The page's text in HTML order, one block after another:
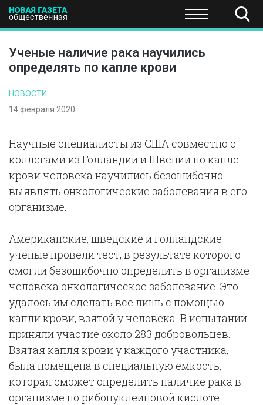
ПОЛИТИКА ЭКОНОМИКА НАУКА И
Ученые наличие рака научились
определять по капле крови
НОВОСТИ
14 февраля 2020
Научные специалисты из США совместно с
коллегами из Голландии и Швеции по капле
крови человека научились безошибочно
выявлять онкологические заболевания в его
организме.
Американские, шведские и голландские
ученые провели тест, в результате которого
смогли безошибочно определить в организме
человека онкологическое заболевание. Это
удалось им сделать все лишь с помощью
капли крови, взятой у человека. В испытании
приняли участие около 283 добровольцев.
Взятая капля крови у каждого участника,
была помещена в специальную емкость,
которая сможет определить наличие рака в
организме по рибонуклеиновой кислоте